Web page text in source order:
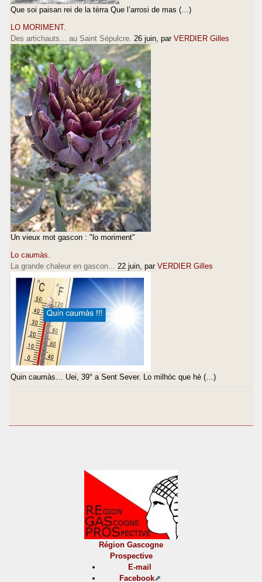
Que soi paisan rei de la tèrra Que l’arrosi de mas (…)
LO MORIMENT.
Des artichauts... au Saint Sépulcre. 26 juin , par VERDIER Gilles
Un vieux mot gascon : "lo moriment"
Lo caumàs.
La grande chaleur en gascon...
22 juin , par VERDIER Gilles
Quin caumàs… Uei, 39° a Sent Sever. Lo milhòc que hè (…)
Région Gascogne
Prospective
E-mail
Facebook